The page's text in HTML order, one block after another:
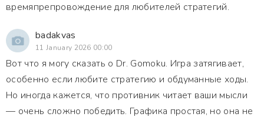
времяпрепровождение для любителей стратегий.
badakvas
11 January 2026 00:00
Вот что я могу сказать о Dr. Gomoku. Игра затягивает,
особенно если любите стратегию и обдуманные ходы.
Но иногда кажется, что противник читает ваши мысли
— очень сложно победить. Графика простая, но она не